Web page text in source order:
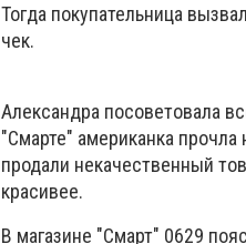
Тогда покупательница
чек.
Александра посоветовала
"Смарте" американка
продали некачественный
красивее.
В магазине "Смарт" 0629